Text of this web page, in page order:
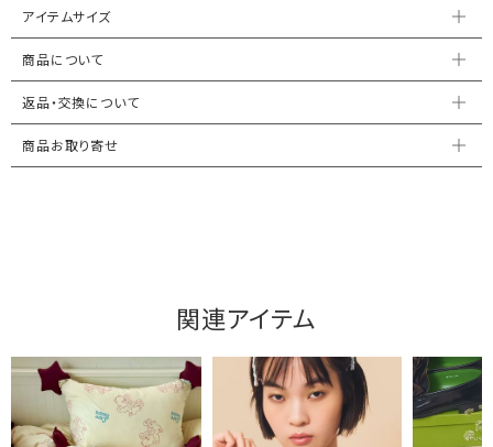
アイテムサイズ
商品について
返品・交換について
商品お取り寄せ
関連アイテム